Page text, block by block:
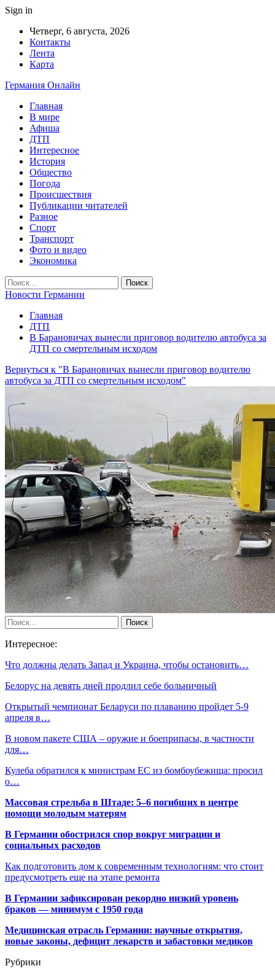
Sign in
Четверг, 6 августа, 2026
Контакты
Лента
Карта
Германия Онлайн
Главная
В мире
Афиша
ДТП
Интересное
История
Общество
Погода
Происшествия
Публикации читателей
Разное
Спорт
Транспорт
Фото и видео
Экономика
Новости Германии
Главная
ДТП
В Барановичах вынесли приговор водителю автобуса за
ДТП со смертельным исходом
Вернуться к "В Барановичах вынесли приговор водителю
автобуса за ДТП со смертельным исходом"
Интересное:
Что должны делать Запад и Украина, чтобы остановить…
Белорус на девять дней продлил себе больничный
Открытый чемпионат Беларуси по плаванию пройдет 5-9
апреля в…
В новом пакете США – оружие и боеприпасы, в частности
для…
Кулеба обратился к министрам ЕС из бомбоубежища: просил
о…
Массовая стрельба в Штаде: 5–6 погибших в центре
помощи молодым матерям
В Германии обострился спор вокруг миграции и
социальных расходов
Как подготовить дом к современным технологиям: что стоит
предусмотреть еще на этапе ремонта
В Германии зафиксирован рекордно низкий уровень
браков — минимум с 1950 года
Медицинская отрасль Германии: научные открытия,
новые законы, дефицит лекарств и забастовки медиков
Рубрики